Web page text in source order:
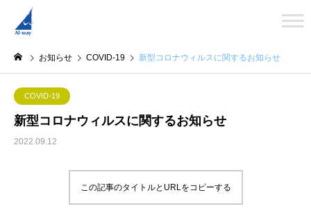
お知らせ COVID-19 新型コロナウィルスに関するお知らせ
COVID-19
新型コロナウィルスに関するお知らせ
2022.09.12
この記事のタイトルとURLをコピーする